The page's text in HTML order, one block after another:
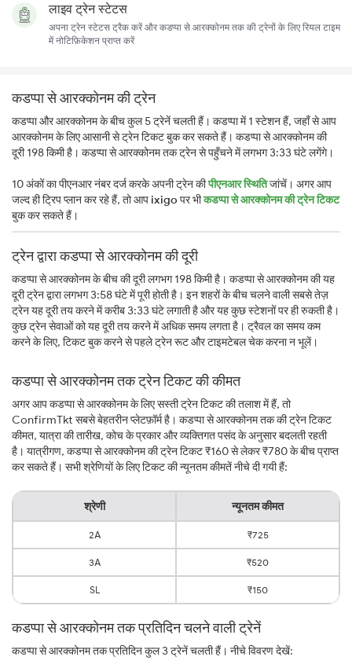
लाइव ट्रेन स्टेटस
अपना ट्रेन स्टेटस ट्रैक करें और कडप्पा से आरक्कोनम तक की ट्रेनों के लिए रियल टाइम
में नोटिफ़िकेशन प्राप्त करें
कडप्पा से आरक्कोनम की ट्रेन
कडप्पा और आरक्कोनम के बीच कुल 5 ट्रेनें चलती हैं। कडप्पा में 1 स्टेशन हैं, जहाँ से आप
आरक्कोनम के लिए आसानी से ट्रेन टिकट बुक कर सकते हैं। कडप्पा से आरक्कोनम की
दूरी 198 किमी है। कडप्पा से आरक्कोनम तक ट्रेन से पहुँचने में लगभग 3:33 घंटे लगेंगे।
10 अंकों का पीएनआर नंबर दर्ज करके अपनी ट्रेन कीपीएनआर स्थितिजांचें। अगर आप
जल्द ही ट्रिप प्लान कर रहे हैं, तो आपixigoपर भीकडप्पा से आरक्कोनम की ट्रेन टिकट
बुक कर सकते हैं।
ट्रेन द्वारा कडप्पा से आरक्कोनम की दूरी
कडप्पा से आरक्कोनम के बीच की दूरी लगभग 198 किमी है। कडप्पा से आरक्कोनम की यह
दूरी ट्रेन द्वारा लगभग 3:58 घंटे में पूरी होती है। इन शहरों के बीच चलने वाली सबसे तेज़
ट्रेन यह दूरी तय करने में करीब 3:33 घंटे लगाती है और यह कुछ स्टेशनों पर ही रुकती है।
कुछ ट्रेन सेवाओं को यह दूरी तय करने में अधिक समय लगता है। ट्रैवल का समय कम
करने के लिए, टिकट बुक करने से पहले ट्रेन रूट और टाइमटेबल चेक करना न भूलें।
कडप्पा से आरक्कोनम तक ट्रेन टिकट की कीमत
अगर आप कडप्पा से आरक्कोनम के लिए सस्ती ट्रेन टिकट की तलाश में हैं, तो
ConfirmTkt सबसे बेहतरीन प्लेटफ़ॉर्म है। कडप्पा से आरक्कोनम तक की ट्रेन टिकट
कीमत, यात्रा की तारीख, कोच के प्रकार और व्यक्तिगत पसंद के अनुसार बदलती रहती
है। यात्रीगण, कडप्पा से आरक्कोनम की ट्रेन टिकट ₹160 से लेकर ₹780 के बीच प्राप्त
कर सकते हैं। सभी श्रेणियों के लिए टिकट की न्यूनतम कीमतें नीचे दी गयी हैं:
श्रेणी न्यूनतम कीमत
2A ₹725
3A ₹520
SL ₹150
कडप्पा से आरक्कोनम तक प्रतिदिन चलने वाली ट्रेनें
कडप्पा से आरक्कोनम तक प्रतिदिन कुल 3 ट्रेनें चलती हैं। नीचे विवरण देखें: